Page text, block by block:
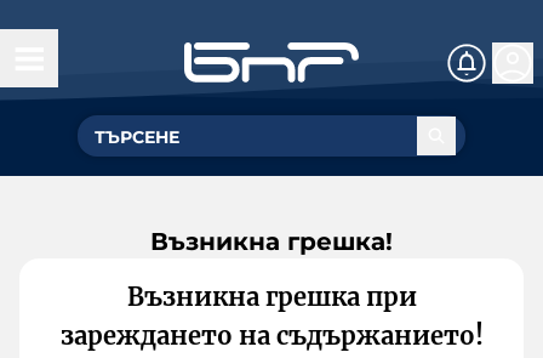
Възникна грешка!
Възникна грешка при
зареждането на съдържанието!